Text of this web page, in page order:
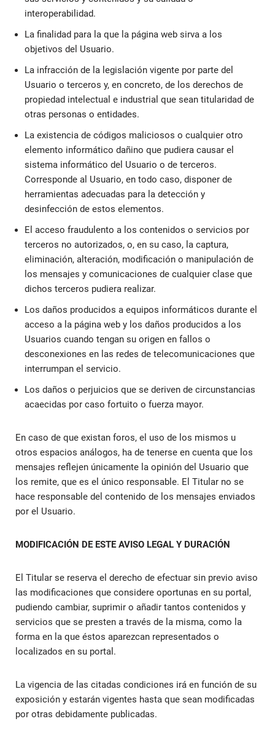
interoperabilidad.
La finalidad para la que la página web sirva a los
objetivos del Usuario.
La infracción de la legislación vigente por parte del
Usuario o terceros y, en concreto, de los derechos de
propiedad intelectual e industrial que sean titularidad de
otras personas o entidades.
La existencia de códigos maliciosos o cualquier otro
elemento informático dañino que pudiera causar el
sistema informático del Usuario o de terceros.
Corresponde al Usuario, en todo caso, disponer de
herramientas adecuadas para la detección y
desinfección de estos elementos.
El acceso fraudulento a los contenidos o servicios por
terceros no autorizados, o, en su caso, la captura,
eliminación, alteración, modificación o manipulación de
los mensajes y comunicaciones de cualquier clase que
dichos terceros pudiera realizar.
Los daños producidos a equipos informáticos durante el
acceso a la página web y los daños producidos a los
Usuarios cuando tengan su origen en fallos o
desconexiones en las redes de telecomunicaciones que
interrumpan el servicio.
Los daños o perjuicios que se deriven de circunstancias
acaecidas por caso fortuito o fuerza mayor.
En caso de que existan foros, el uso de los mismos u
otros espacios análogos, ha de tenerse en cuenta que los
mensajes reflejen únicamente la opinión del Usuario que
los remite, que es el único responsable. El Titular no se
hace responsable del contenido de los mensajes enviados
por el Usuario.
MODIFICACIÓN DE ESTE AVISO LEGAL Y DURACIÓN
El Titular se reserva el derecho de efectuar sin previo aviso
las modificaciones que considere oportunas en su portal,
pudiendo cambiar, suprimir o añadir tantos contenidos y
servicios que se presten a través de la misma, como la
forma en la que éstos aparezcan representados o
localizados en su portal.
La vigencia de las citadas condiciones irá en función de su
exposición y estarán vigentes hasta que sean modificadas
por otras debidamente publicadas.